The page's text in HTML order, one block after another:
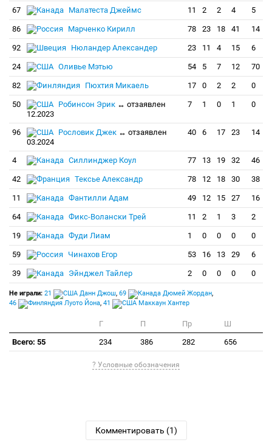
67 Малатеста Джеймс 11 2 2 4 5
86 Марченко Кирилл 78 23 18 41 14
92 Нюландер Александер 23 11 4 15 6
24 Оливье Мэтью 54 5 7 12 70
82 Пюхтия Микаель 17 0 2 2 0
50 Робинсон Эрик ↔ отзаявлен
12.2023
7 1 0 1 0
96 Рословик Джек ↔ отзаявлен
03.2024
40 6 17 23 14
4 Силлинджер Коул 77 13 19 32 46
42 Тексье Александр 78 12 18 30 38
11 Фантилли Адам 49 12 15 27 16
64 Фикс-Волански Трей 11 2 1 3 2
19 Фуди Лиам 1 0 0 0 0
59 Чинахов Егор 53 16 13 29 6
39 Эйнджел Тайлер 2 0 0 0 0
Не играли: 21 Данн Джош, 69 Дюмей Жордан,
46
Луото Йона, 41 Маккаун Хантер
Г П Пр
Ш
Всего: 55
234 386 282 656
? Условные обозначения
Комментировать (1)